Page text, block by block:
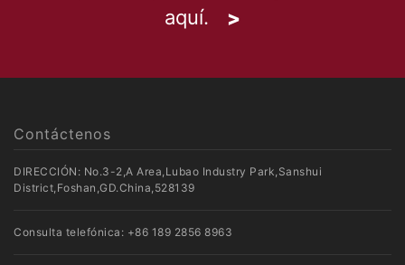
aquí.
Contáctenos
DIRECCIÓN: No.3-2,A Area,Lubao Industry Park,Sanshui
District,Foshan,GD.China,528139
Consulta telefónica: +86 189 2856 8963